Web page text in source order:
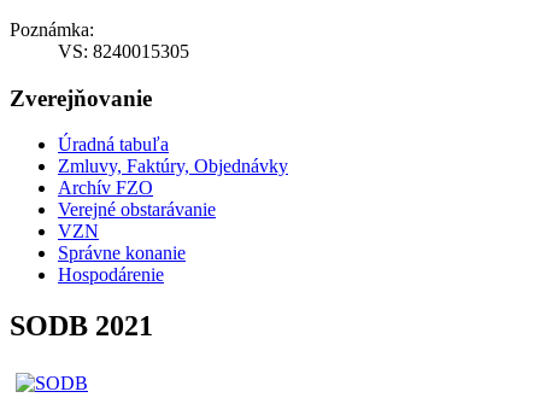
Poznámka:
VS: 8240015305
Zverejňovanie
Úradná tabuľa
Zmluvy, Faktúry, Objednávky
Archív FZO
Verejné obstarávanie
VZN
Správne konanie
Hospodárenie
SODB 2021